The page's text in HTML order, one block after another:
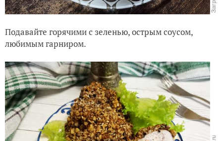
Подавайте горячими с зеленью, острым соусом,
любимым гарниром.